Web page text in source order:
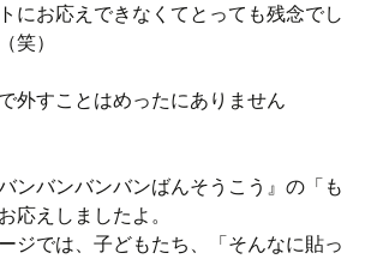
にお応えできなくてとっても残念でし
笑）
外すことはめったにありません
ンバンバンバンばんそうこう』の「も
応えしましたよ。
ジでは、子どもたち、「そんなに貼っ